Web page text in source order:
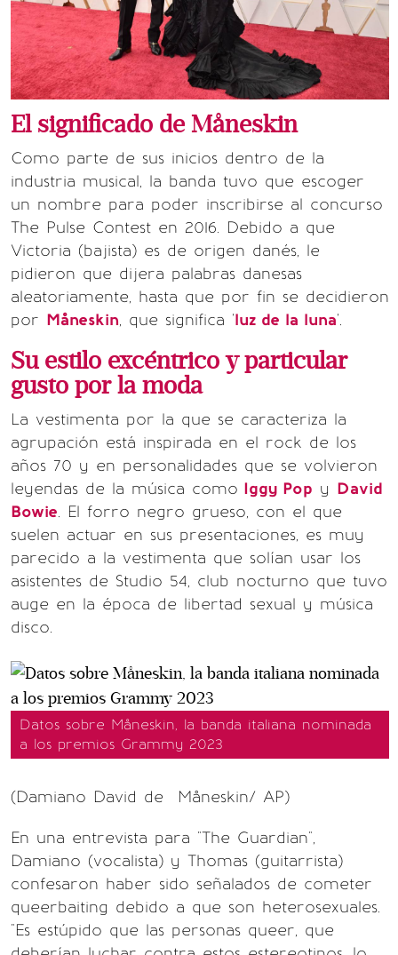
El significado de Måneskin
Como parte de sus inicios dentro de la
industria musical, la banda tuvo que escoger
un nombre para poder inscribirse al concurso
The Pulse Contest en 2016. Debido a que
Victoria (bajista) es de origen danés, le
pidieron que dijera palabras danesas
aleatoriamente, hasta que por fin se decidieron
por Måneskin, que significa 'luz de la luna'.
Su estilo excéntrico y particular
gusto por la moda
La vestimenta por la que se caracteriza la
agrupación está inspirada en el rock de los
años 70 y en personalidades que se volvieron
leyendas de la música como Iggy Pop y David
Bowie. El forro negro grueso, con el que
suelen actuar en sus presentaciones, es muy
parecido a la vestimenta que solían usar los
asistentes de Studio 54, club nocturno que tuvo
auge en la época de libertad sexual y música
disco.
Datos sobre Måneskin, la banda italiana nominada
a los premios Grammy 2023
(Damiano David de Måneskin/ AP)
En una entrevista para "The Guardian",
Damiano (vocalista) y Thomas (guitarrista)
confesaron haber sido señalados de cometer
queerbaiting debido a que son heterosexuales.
"Es estúpido que las personas queer, que